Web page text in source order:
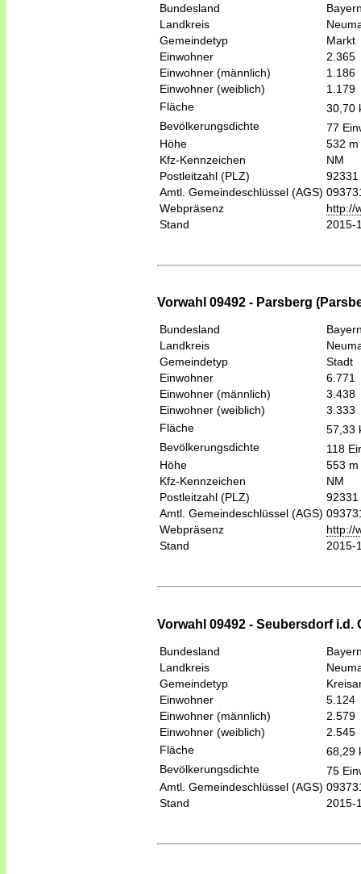
Bundesland
Landkreis
Gemeindetyp
Markt
Einwohner
2.365
Einwohner (männlich)
1.186
Einwohner (weiblich)
1.179
Fläche
30,70
Bevölkerungsdichte
77
Höhe
532 m
Kfz-Kennzeichen
NM
Postleitzahl (PLZ)
92331
Amtl. Gemeindeschlüssel (AGS)
Webpräsenz
http://
Stand
2015-
Vorwahl 09492 - Parsberg
Bundesland
Landkreis
Gemeindetyp
Stadt
Einwohner
6.771
Einwohner (männlich)
3.438
Einwohner (weiblich)
3.333
Fläche
57,33
Bevölkerungsdichte
118
Höhe
553 m
Kfz-Kennzeichen
NM
Postleitzahl (PLZ)
92331
Amtl. Gemeindeschlüssel (AGS)
Webpräsenz
http://
Stand
2015-
Vorwahl 09492 - Seubersdorf i.d.
Bundesland
Landkreis
Gemeindetyp
Einwohner
5.124
Einwohner (männlich)
2.579
Einwohner (weiblich)
2.545
Fläche
68,29
Bevölkerungsdichte
75
Amtl. Gemeindeschlüssel (AGS)
Stand
2015-